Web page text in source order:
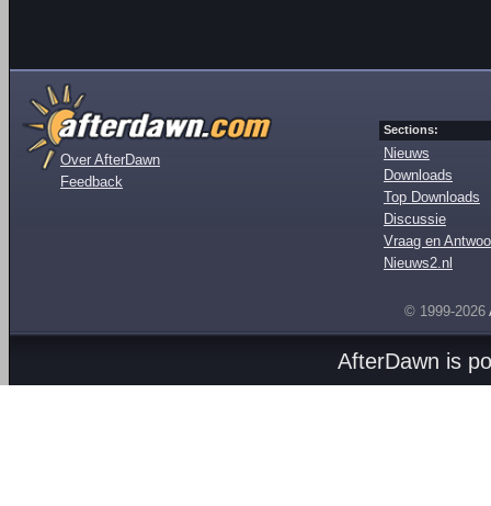
Over AfterDawn
Feedback
Sections:
Nieuws
Downloads
Top Downloads
Discussie
Vraag en
Nieuws2.nl
© 1999-2026
AfterDawn is